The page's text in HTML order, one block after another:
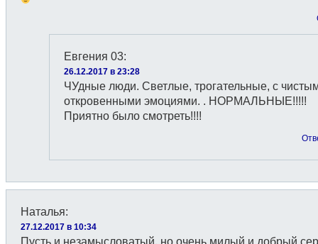
Евгения 03:
26.12.2017 в 23:28
ЧУдные люди. Светлые, трогательные, с
откровенными эмоциями. . НОРМАЛЬНЫЕ!!!!!
Приятно было смотреть!!!!
Наталья:
27.12.2017 в 10:34
Пусть и незамысловатый, но очень милый и добрый